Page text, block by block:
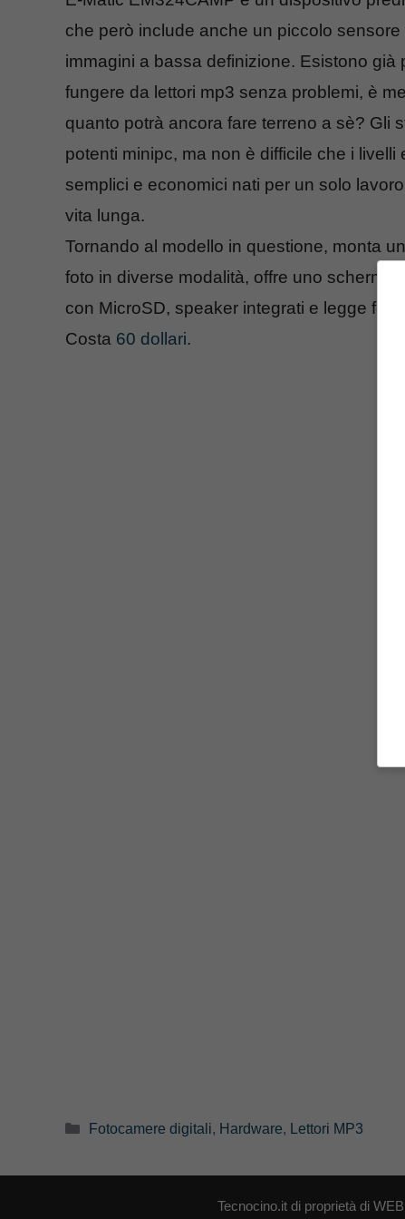
che però include anche un piccolo sensore
immagini a bassa definizione. Esistono
fungere da lettori mp3 senza problemi, è
quanto potrà ancora fare terreno a sè? Gli
potenti minipc, ma non è difficile che i
semplici e economici nati per un solo
vita lunga.
Tornando al modello in questione, monta
foto in diverse modalità, offre uno schermo
con MicroSD, speaker integrati e legge
Costa 60 dollari.
Categorie
Fotocamere digitali, Hardware, Lettori MP3
Tecnocino.it di proprietà di